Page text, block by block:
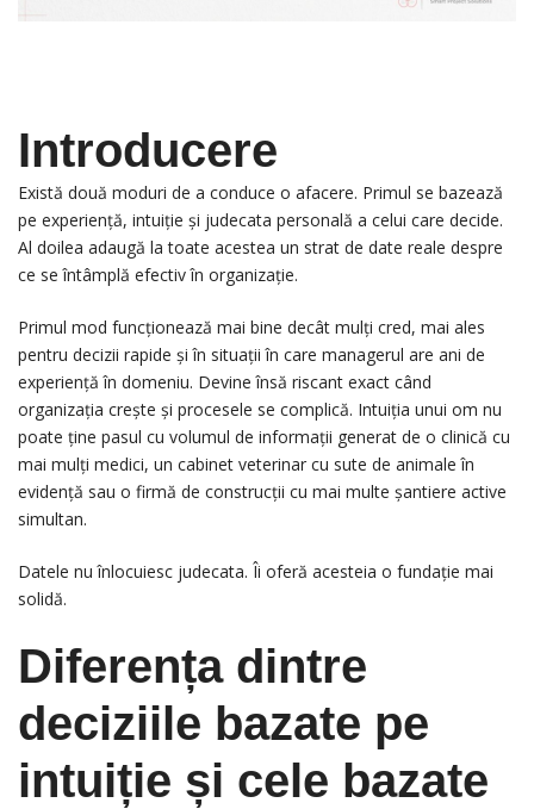
Introducere
Există două moduri de a conduce o afacere. Primul se bazează
pe experiență, intuiție și judecata personală a celui care decide.
Al doilea adaugă la toate acestea un strat de date reale despre
ce se întâmplă efectiv în organizație.
Primul mod funcționează mai bine decât mulți cred, mai ales
pentru decizii rapide și în situații în care managerul are ani de
experiență în domeniu. Devine însă riscant exact când
organizația crește și procesele se complică. Intuiția unui om nu
poate ține pasul cu volumul de informații generat de o clinică cu
mai mulți medici, un cabinet veterinar cu sute de animale în
evidență sau o firmă de construcții cu mai multe șantiere active
simultan.
Datele nu înlocuiesc judecata. Îi oferă acesteia o fundație mai
solidă.
Diferența dintre
deciziile bazate pe
intuiție și cele bazate